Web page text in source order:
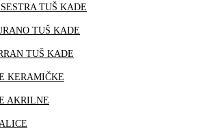
TUŠ KADE
TUŠ KADE
TUŠ KADE
KERAMIČKE
AKRILNE